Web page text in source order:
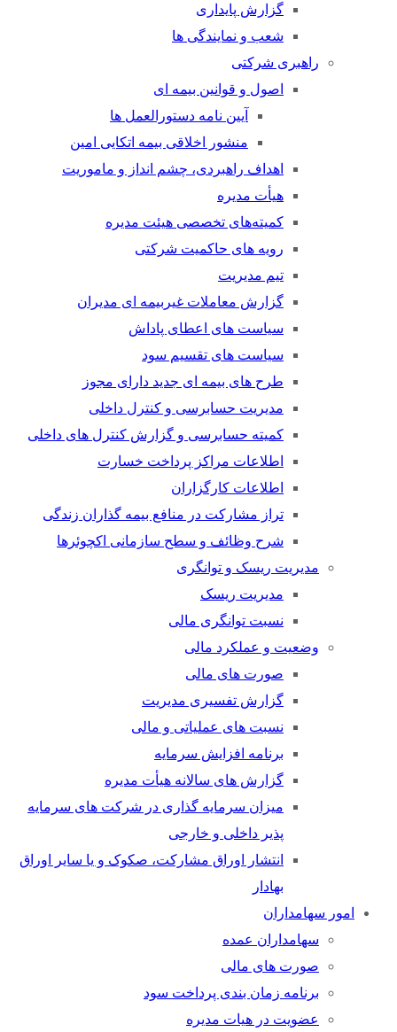
گزارش پایداری
شعب و نمایندگی ها
راهبری شرکتی
اصول و قوانین بیمه ای
آیین نامه دستورالعمل ها
منشور اخلاقی بیمه اتکایی امین
اهداف راهبردی، چشم انداز و ماموریت
هیأت مدیره
کمیته‌های تخصصی هیئت مدیره
رویه های حاکمیت شرکتی
تیم مدیریت
گزارش معاملات غیربیمه ای مدیران
سیاست های اعطای پاداش
سیاست های تقسیم سود
طرح های بیمه ای جدید دارای مجوز
مدیریت حسابرسی و کنترل داخلی
کمیته حسابرسی و گزارش کنترل های داخلی
اطلاعات مراکز پرداخت خسارت
اطلاعات کارگزاران
تراز مشارکت در منافع بیمه گذاران زندگی
شرح وظائف و سطح سازمانی اکچوئرها
مدیریت ریسک و توانگری
مدیریت ریسک
نسبت توانگری مالی
وضعیت و عملکرد مالی
صورت های مالی
گزارش تفسیری مدیریت
نسبت های عملیاتی و مالی
برنامه افزایش سرمایه
گزارش های سالانه هیأت مدیره
میزان سرمایه گذاری در شرکت های سرمایه
پذیر داخلی و خارجی
انتشار اوراق مشارکت، صکوک و یا سایر اوراق
بهادار
امور سهامداران
سهامداران عمده
صورت های مالی
برنامه زمان بندی پرداخت سود
عضویت در هیات مدیره